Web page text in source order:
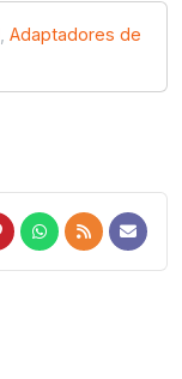
Adaptadores de